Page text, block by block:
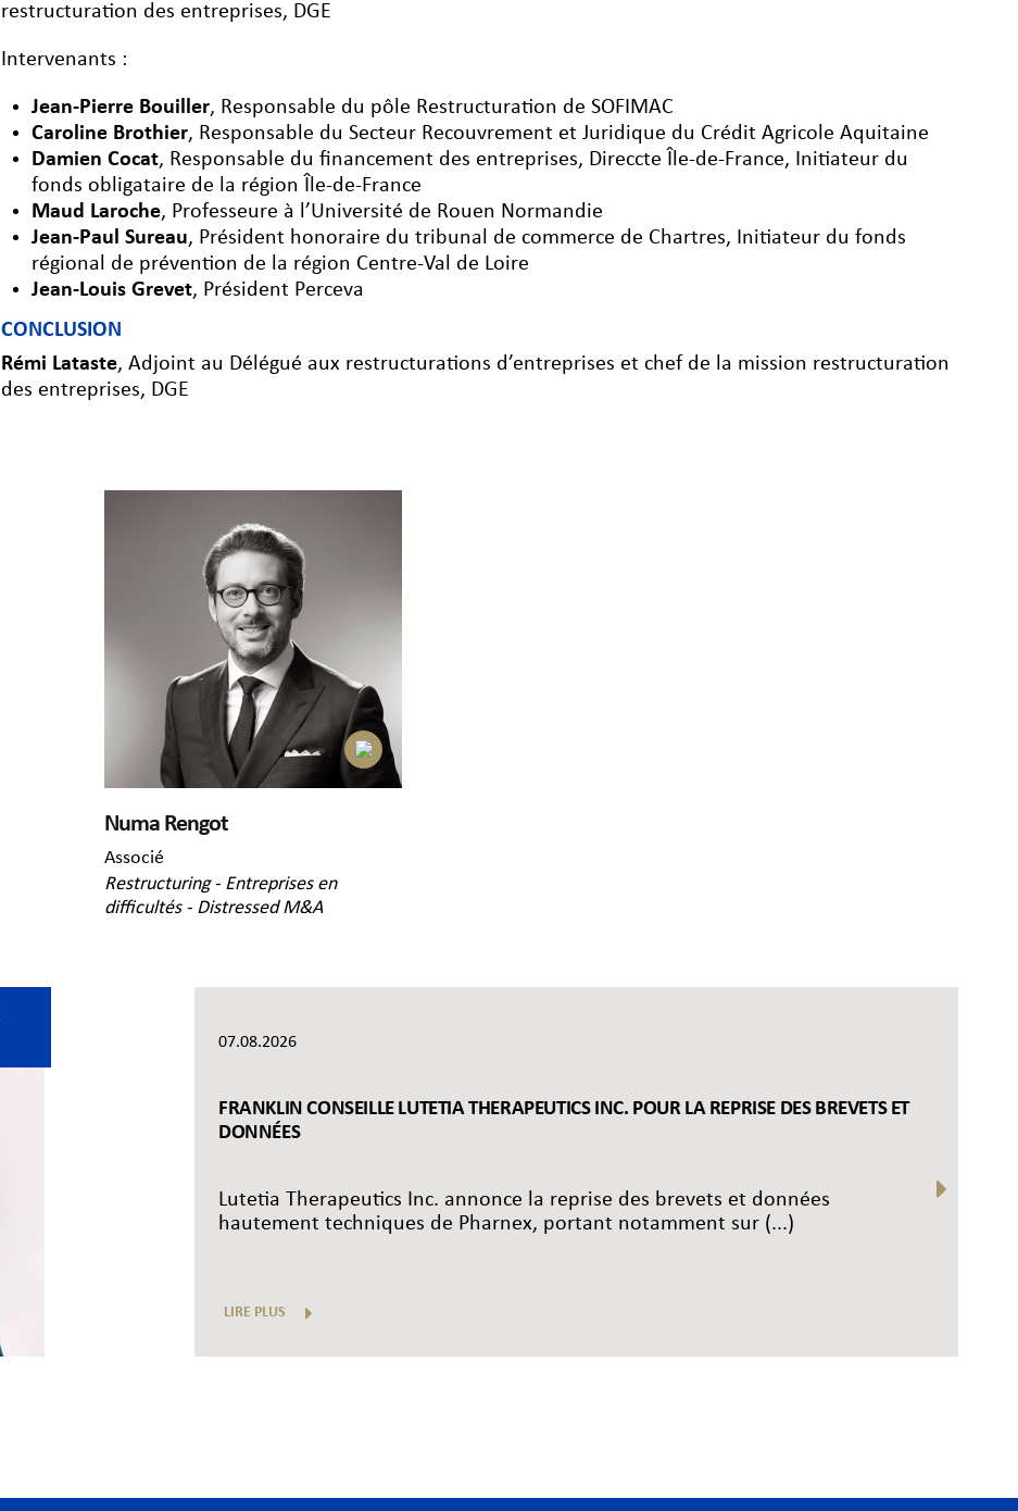
restructuration des entreprises, DGE
Intervenants :
Jean-Pierre Bouiller, Responsable du pôle Restructuration de SOFIMAC
Caroline Brothier, Responsable du Secteur Recouvrement et Juridique du Crédit Agricole Aquitaine
Damien Cocat, Responsable du financement des entreprises, Direccte Île-de-France, Initiateur du
fonds obligataire de la région Île-de-France
Maud Laroche, Professeure à l’Université de Rouen Normandie
Jean-Paul Sureau, Président honoraire du tribunal de commerce de Chartres, Initiateur du fonds
régional de prévention de la région Centre-Val de Loire
Jean-Louis Grevet, Président Perceva
CONCLUSION
Rémi Lataste, Adjoint au Délégué aux restructurations d’entreprises et chef de la mission restructuration
des entreprises, DGE
Numa Rengot
Associé
Restructuring - Entreprises en
difficultés - Distressed M&A
07.08.2026
FRANKLIN CONSEILLE LUTETIA THERAPEUTICS INC. POUR LA REPRISE DES BREVETS ET
DONNÉES
Lutetia Therapeutics Inc. annonce la reprise des brevets et données
hautement techniques de Pharnex, portant notamment sur (...)
LIRE PLUS